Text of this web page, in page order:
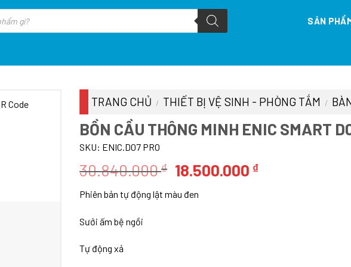
SẢN
TRANG CHỦ / THIẾT BỊ VỆ SINH - PHÒNG TẮM /
BỒN CẦU THÔNG MINH ENIC SMART
SKU: ENIC.D07 PRO
30.840.000₫ Giá
là:
18.500.000 ₫Giá
Phiên bản tự động lật màu đen
Sưởi ấm bệ ngồi
Tự động xả